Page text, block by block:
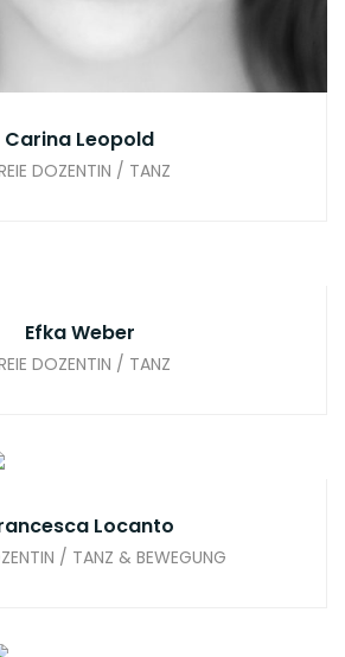
Carina Leopold
DOZENTIN / TANZ
Efka Weber
DOZENTIN / TANZ
Locanto
/ TANZ & BEWEGUNG